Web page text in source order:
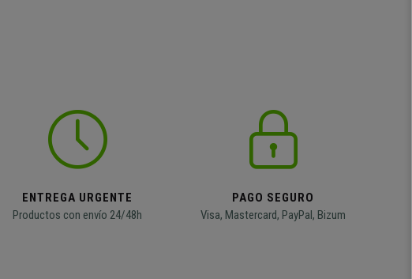
ENTREGA URGENTE
Productos con envío 24/48h
PAGO SEGURO
Visa, Mastercard, PayPal, Bizum